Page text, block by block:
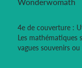
4e de couverture :
Les mathématiques
vagues souvenirs